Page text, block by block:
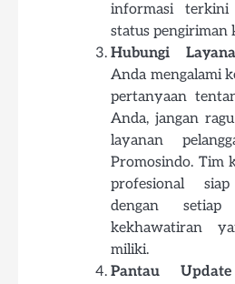
informasi
status pengiriman
Hubungi
Anda mengalami
pertanyaan
Anda, jangan
layanan
Promosindo. Tim
profesional
dengan
kekhawatiran
miliki.
Pantau